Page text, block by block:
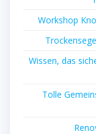
Workshop
Wissen, das
Tolle